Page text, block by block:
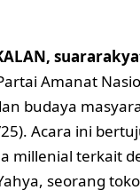
Amanat
budaya
Acara ini
millenial terkait
seorang